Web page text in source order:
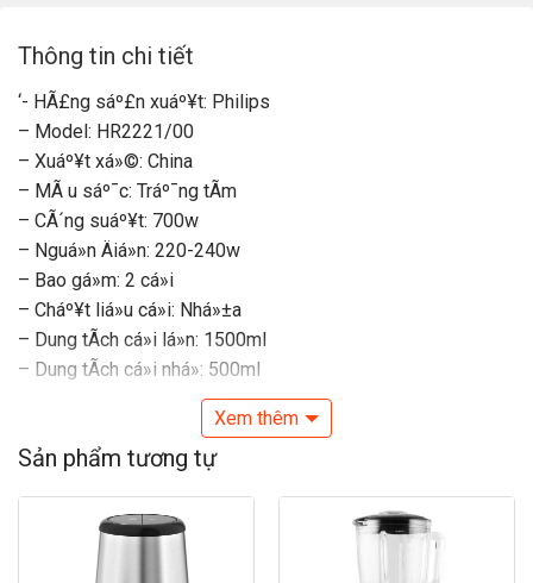
Thông tin chi tiết
‘- HÃ£ng sáº£n xuáº¥t: Philips
– Model: HR2221/00
– Xuáº¥t xá»©: China
– MÃ u sáº¯c: Tráº¯ng tÃ­m
– CÃ´ng suáº¥t: 700w
– Nguá»n Äiá»n: 220-240w
– Bao gá»m: 2 cá»i
– Cháº¥t liá»u cá»i: Nhá»±a
– Dung tÃ­ch cá»i lá»n: 1500ml
– Dung tÃ­ch cá»i nhá»: 500ml
– Cháº¥t liá»u lÆ°á»¡i xay: ThÃ©p khÃ´ng gá»
– Chá»©c nÄng: Xay sinh tá», sÃºp hay nÆ°á»c sá»t, xay gia
vá», xay háº¡t, xay chÃ¡o nÃ³ng, xay chÃ¡o nguá»i
– Xay nhá»i: CÃ³
– KhÃ³a an toÃ n: tá»± Äá»ng ngáº¯t khi quÃ¡ táº£i
– Äáº¿ chá»ng trÆ°á»£t: CÃ³
Xem thêm
Sản phẩm tương tự